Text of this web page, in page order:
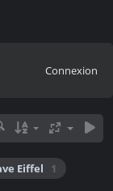
Connexion
Eiffel
1